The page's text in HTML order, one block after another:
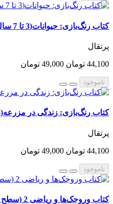
کتاب رنگ‌بازی: حیوانات(3 تا 7 سال)
پرتقال
44,100 تومان 49,000 تومان
ناموجود
کتاب رنگ‌بازی: زندگی در مزرعه(3 تا 7 سال)
پرتقال
44,100 تومان 49,000 تومان
ناموجود
کتاب وروجک‌ها و ریاضی 2 (سطح 1)(3 تا 7 سال)